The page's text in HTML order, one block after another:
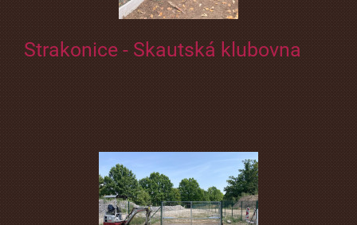
Strakonice - Skautská klubovna